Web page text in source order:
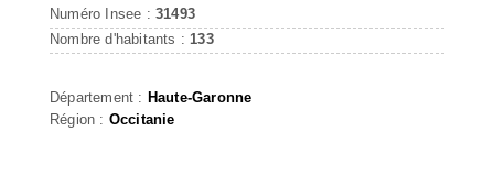
Numéro Insee : 31493
Nombre d'habitants : 133
Département : Haute-Garonne
Région : Occitanie